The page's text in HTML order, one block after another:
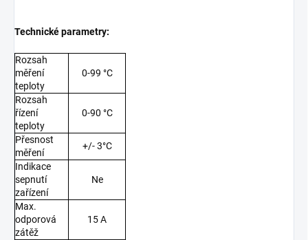
Technické parametry:
Rozsah
měření
teploty
0-99 °C
Rozsah
řízení
teploty
0-90 °C
Přesnost
měření
+/- 3°C
Indikace
sepnutí
zařízení
Ne
Max.
odporová
zátěž
15 A